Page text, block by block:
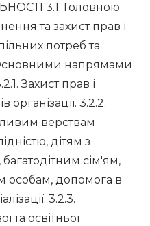
3.1. Головною
та захист прав і
потреб та
напрямами
Захист прав і
3.2.2.
верствам
дітям з
сім'ям,
особам, допомога в
3.2.3.
та освітньої